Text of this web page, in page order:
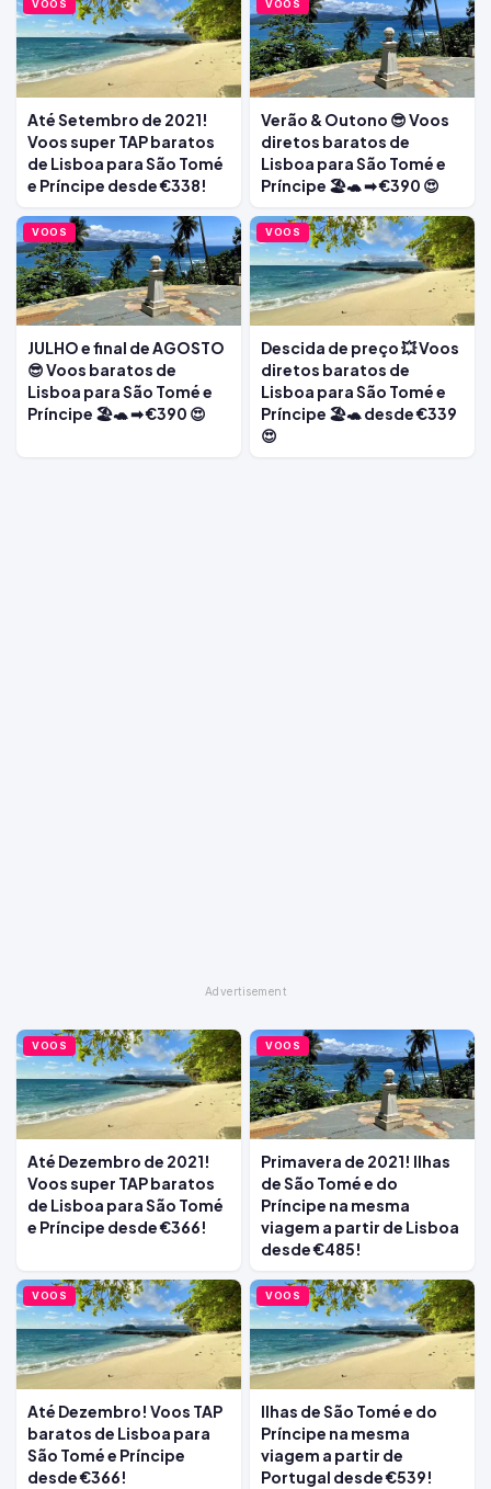
VOOS
Até Setembro de 2021!
Voos super TAP baratos
de Lisboa para São Tomé
e Príncipe desde €338!
VOOS
Verão & Outono 😎 Voos
diretos baratos de
Lisboa para São Tomé e
Príncipe 🏖️🐢 ➡ €390 😍
VOOS
JULHO e final de AGOSTO
😎 Voos baratos de
Lisboa para São Tomé e
Príncipe 🏖️🐢 ➡ €390 😍
VOOS
Descida de preço 💥 Voos
diretos baratos de
Lisboa para São Tomé e
Príncipe 🏖️🐢 desde €339
😍
VOOS
Até Dezembro de 2021!
Voos super TAP baratos
de Lisboa para São Tomé
e Príncipe desde €366!
VOOS
Primavera de 2021! Ilhas
de São Tomé e do
Príncipe na mesma
viagem a partir de Lisboa
desde €485!
VOOS
Até Dezembro! Voos TAP
baratos de Lisboa para
São Tomé e Príncipe
desde €366!
VOOS
Ilhas de São Tomé e do
Príncipe na mesma
viagem a partir de
Portugal desde €539!